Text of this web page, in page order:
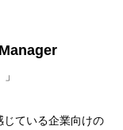
ている企業向けの